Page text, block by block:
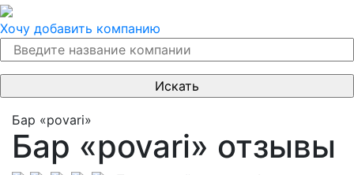
Хочу добавить компанию
Бар «povari»
Бар «povari» отзывы